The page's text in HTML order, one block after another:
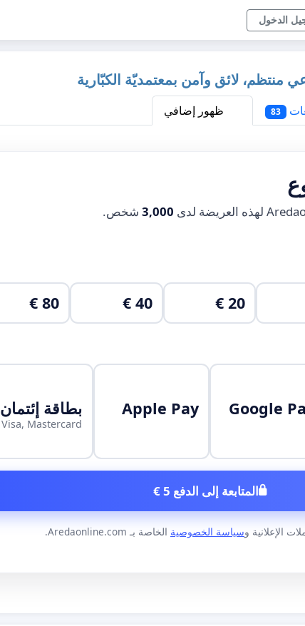
الدخول
لائق وآمن بمعتمديّة الكبّارية
83 ظهور إضافي
3,000 شخص.
20 €
40 €
80 €
Google
Apple Pay بطاقة إئتمان
Visa, Mastercard
المتابعة إلى الدفع 5 €
الإعلانية وسياسة الخصوصية الخاصة بـ Aredaonline.com.